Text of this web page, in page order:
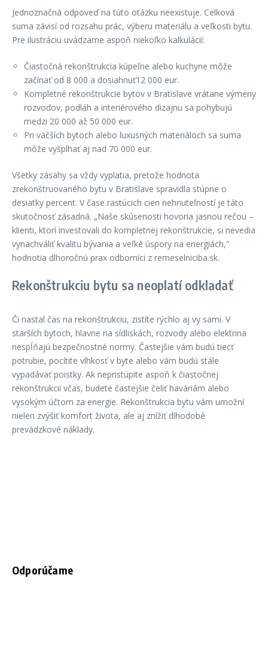
Jednoznačná odpoveď na túto otázku neexistuje. Celková
suma závisí od rozsahu prác, výberu materiálu a veľkosti bytu.
Pre ilustráciu uvádzame aspoň niekoľko kalkulácií:
Čiastočná rekonštrukcia kúpeľne alebo kuchyne môže
začínať od 8 000 a dosiahnuť12 000 eur.
Kompletné rekonštrukcie bytov v Bratislave vrátane výmeny
rozvodov, podláh a interiérového dizajnu sa pohybujú
medzi 20 000 až 50 000 eur.
Pri väčších bytoch alebo luxusných materiáloch sa suma
môže vyšplhať aj nad 70 000 eur.
Všetky zásahy sa vždy vyplatia, pretože hodnota
zrekonštruovaného bytu v Bratislave spravidla stúpne o
desiatky percent. V čase rastúcich cien nehnuteľností je táto
skutočnosť zásadná. „Naše skúsenosti hovoria jasnou rečou –
klienti, ktorí investovali do kompletnej rekonštrukcie, si nevedia
vynachváliť kvalitu bývania a veľké úspory na energiách,“
hodnotia dlhoročnú prax odborníci z remeselniciba.sk.
Rekonštrukciu bytu sa neoplatí odkladať
Či nastal čas na rekonštrukciu, zistíte rýchlo aj vy sami. V
starších bytoch, hlavne na sídliskách, rozvody alebo elektrina
nespĺňajú bezpečnostné normy. Častejšie vám budú tiecť
potrubie, pocítite vlhkosť v byte alebo vám budú stále
vypadávať poistky. Ak nepristúpite aspoň k čiastočnej
rekonštrukcii včas, budete častejšie čeliť haváriám alebo
vysokým účtom za energie. Rekonštrukcia bytu vám umožní
nielen zvýšiť komfort života, ale aj znížiť dlhodobé
prevádzkové náklady.
Odporúčame